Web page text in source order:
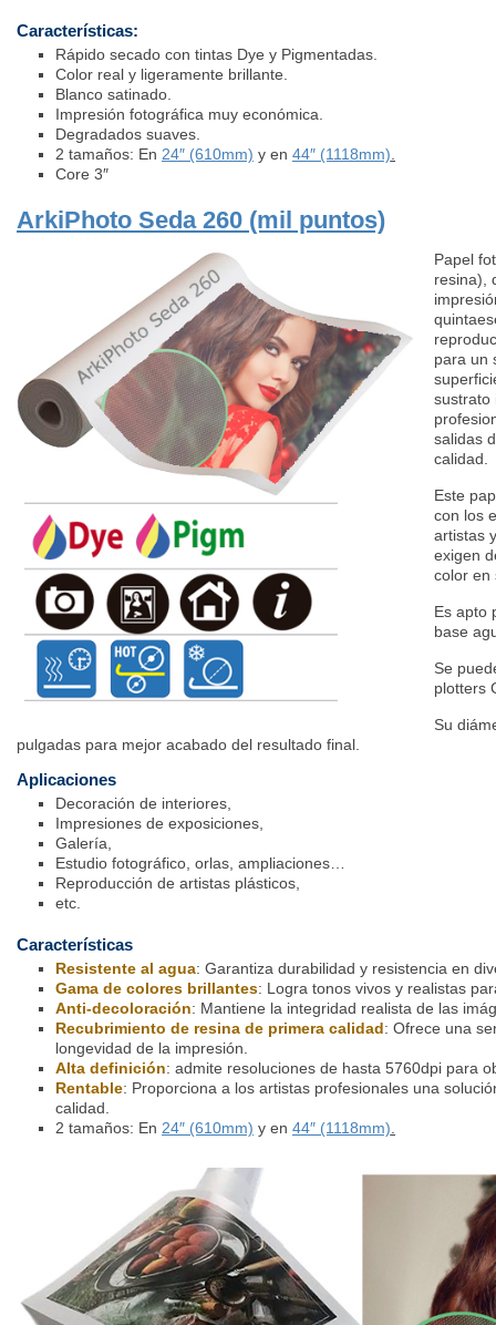
Características:
Rápido secado con tintas Dye y Pigmentadas.
Color real y ligeramente brillante.
Blanco satinado.
Impresión fotográfica muy económica.
Degradados suaves.
2 tamaños: En 24″ (610mm) y en 44″ (1118mm).
Core 3″
ArkiPhoto Seda 260 (mil puntos)
Papel
resina),
para un
sustrato
salidas
calidad.
Este
con los
artistas
exigen
color en
Es apto
base
Se
plotters
Su
pulgadas para mejor acabado del resultado final.
Aplicaciones
Decoración de interiores,
Impresiones de exposiciones,
Galería,
Estudio fotográfico, orlas, ampliaciones…
Reproducción de artistas plásticos,
etc.
Características
Resistente al agua: Garantiza durabilidad y resistencia en
Gama de colores brillantes: Logra tonos vivos y realistas
Anti-decoloración: Mantiene la integridad realista de las
Recubrimiento de resina de primera calidad: Ofrece una
longevidad de la impresión.
Alta definición: admite resoluciones de hasta 5760dpi para
Rentable: Proporciona a los artistas profesionales una
calidad.
2 tamaños: En 24″ (610mm) y en 44″ (1118mm).